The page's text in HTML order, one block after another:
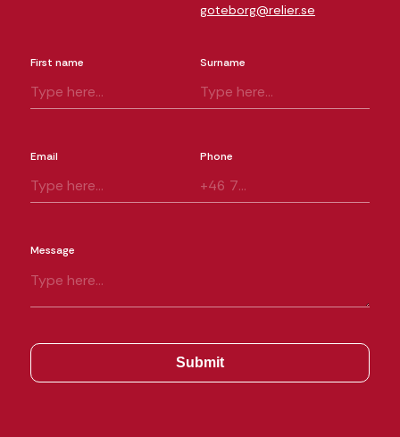
goteborg@relier.se
First name Surname
Email Phone
Message